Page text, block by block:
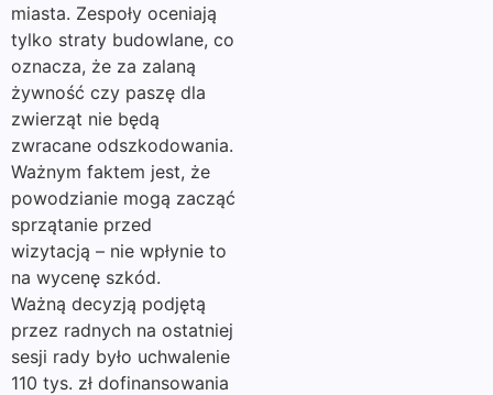
miasta. Zespoły oceniają
tylko straty budowlane, co
oznacza, że za zalaną
żywność czy paszę dla
zwierząt nie będą
zwracane odszkodowania.
Ważnym faktem jest, że
powodzianie mogą zacząć
sprzątanie przed
wizytacją – nie wpłynie to
na wycenę szkód.
Ważną decyzją podjętą
przez radnych na ostatniej
sesji rady było uchwalenie
110 tys. zł dofinansowania